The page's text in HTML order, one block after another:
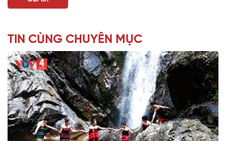
TIN CÙNG CHUYÊN MỤC